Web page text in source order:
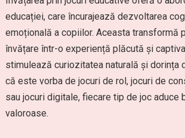
educației, care încurajează dezvoltarea
emoțională a copiilor. Aceasta transformă
învățare într-o experiență plăcută și
stimulează curiozitatea naturală și dorința
că este vorba de jocuri de rol, jocuri de
sau jocuri digitale, fiecare tip de joc aduce
valoroase.